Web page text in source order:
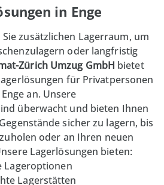
in Enge
zusätzlichen Lagerraum, um
oder langfristig
Zürich Umzug GmbH bietet
für Privatpersonen
an. Unsere
überwacht und bieten Ihnen
sicher zu lagern, bis
oder an Ihren neuen
Lagerlösungen bieten:
Lageroptionen
Lagerstätten